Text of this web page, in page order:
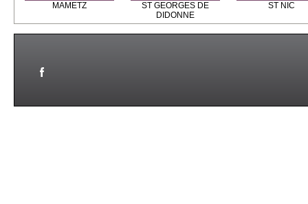
MAMETZ
ST GEORGES DE
DIDONNE
ST NIC